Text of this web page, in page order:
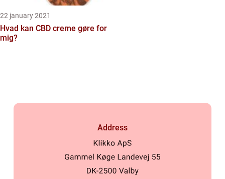
22 january 2021
Hvad kan CBD creme gøre for
mig?
Address